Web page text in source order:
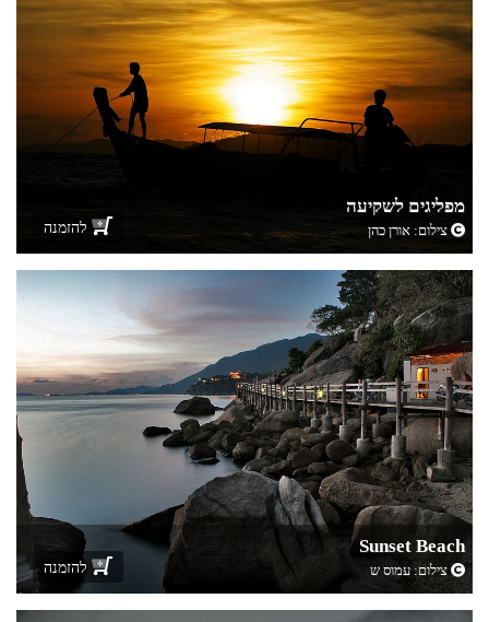
מפליגים לשקיעה
צילום: אורן כהן להזמנה
Sunset Beach
צילום:עמוס ש להזמנה